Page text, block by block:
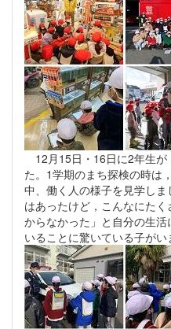
12月15日・16日に2年生が
た。1学期のまち探検の時は
中、働く人の様子を見学し
はあったけど，こんなにた
からなかった」と自分の生
いることに驚いている子がい